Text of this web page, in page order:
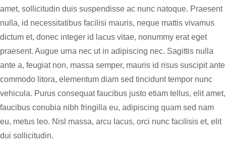
amet, sollicitudin duis suspendisse ac nunc natoque. Praesent
nulla, id necessitatibus facilisi mauris, neque mattis vivamus
dictum et, donec integer id lacus vitae, nonummy erat eget
praesent. Augue urna nec ut in adipiscing nec. Sagittis nulla
ante a, feugiat non, massa semper, mauris id risus suscipit ante
commodo litora, elementum diam sed tincidunt tempor nunc
vehicula. Purus consequat faucibus justo etiam tellus, elit amet,
faucibus conubia nibh fringilla eu, adipiscing quam sed nam
eu, metus leo. Nisl massa, arcu lacus, orci nunc facilisis et, elit
dui sollicitudin.